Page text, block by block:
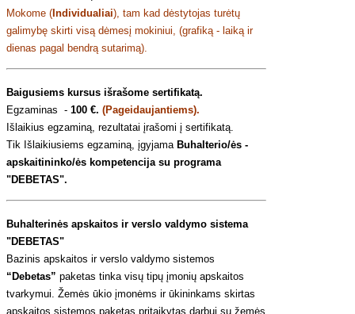
Mokome (Individualiai), tam kad dėstytojas turėtų
galimybę skirti visą dėmesį mokiniui, (grafiką - laiką ir
dienas pagal bendrą sutarimą).
Baigusiems kursus išrašome sertifikatą.
Egzaminas - 100 €. (Pageidaujantiems).
Išlaikius egzaminą, rezultatai įrašomi į sertifikatą.
Tik Išlaikiusiems egzaminą, įgyjama Buhalterio/ės -
apskaitininko/ės kompetencija su programa
"DEBETAS".
Buhalterinės apskaitos ir verslo valdymo sistema
"DEBETAS"
Bazinis apskaitos ir verslo valdymo sistemos
“Debetas” paketas tinka visų tipų įmonių apskaitos
tvarkymui. Žemės ūkio įmonėms ir ūkininkams skirtas
apskaitos sistemos paketas pritaikytas darbui su žemės